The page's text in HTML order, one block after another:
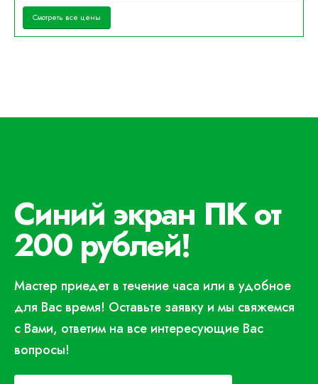
Смотреть все цены
Синий экран ПК от
200 рублей!
Мастер приедет в течение часа или в удобное
для Вас время! Оставьте заявку и мы свяжемся
с Вами, ответим на все интересующие Вас
вопросы!